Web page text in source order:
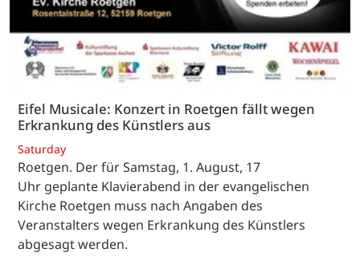
Eifel Musicale: Konzert in Roetgen fällt wegen
Erkrankung des Künstlers aus
Saturday
Roetgen. Der für Samstag, 1. August, 17
Uhr geplante Klavierabend in der evangelischen
Kirche Roetgen muss nach Angaben des
Veranstalters wegen Erkrankung des Künstlers
abgesagt werden.